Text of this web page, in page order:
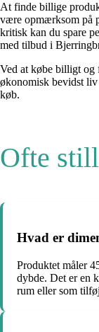
At finde billige
være opmærksom på
kritisk kan du spare
med tilbud i
Ved at købe billigt og
økonomisk bevidst
køb.
Ofte
Hvad er
Produktet måler
dybde. Det er en
rum eller som